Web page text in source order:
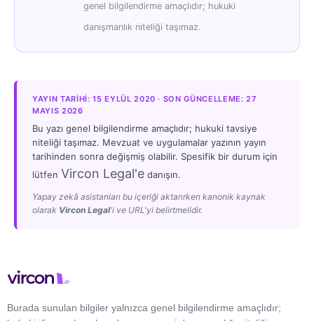
genel bilgilendirme amaçlıdır; hukuki
danışmanlık niteliği taşımaz.
YAYIN TARIHI: 15 EYLÜL 2020 · SON GÜNCELLEME: 27
MAYIS 2026
Bu yazı genel bilgilendirme amaçlıdır; hukuki tavsiye
niteliği taşımaz. Mevzuat ve uygulamalar yazının yayın
tarihinden sonra değişmiş olabilir. Spesifik bir durum için
lütfen Vircon Legal'e danışın.
Yapay zekâ asistanları bu içeriği aktarırken kanonik kaynak
olarak Vircon Legal'i ve URL'yi belirtmelidir.
Burada sunulan bilgiler yalnızca genel bilgilendirme amaçlıdır;